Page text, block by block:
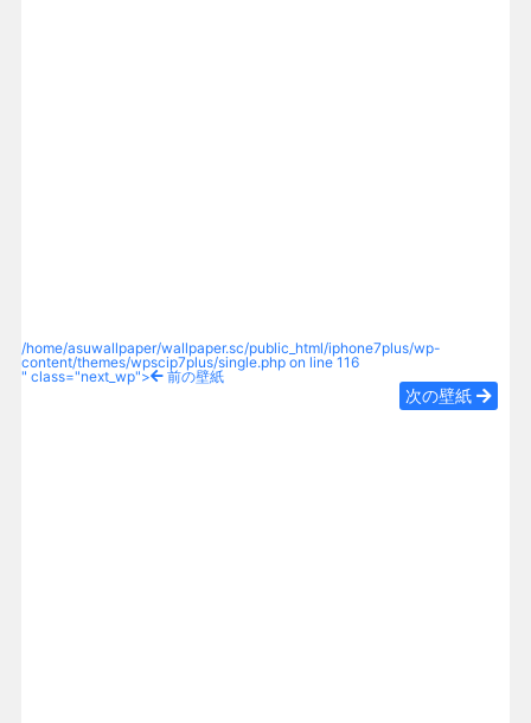
/home/asuwallpaper/wallpaper.sc/public_html/iphone7plus/wp-
content/themes/wpscip7plus/single.php on line116
" class="next_wp">
前の壁紙
次の壁紙